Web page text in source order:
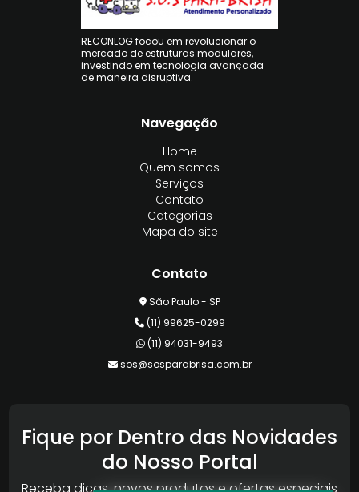
RECONLOG focou em revolucionar o
mercado de estruturas modulares,
investindo em tecnologia avançada
de maneira disruptiva.
Navegação
Home
Quem somos
Serviços
Contato
Categorias
Mapa do site
Contato
São Paulo - SP
(11) 99625-0299
(11) 94031-9493
sos@sosparabrisa.com.br
Fique por Dentro das Novidades
do Nosso Portal